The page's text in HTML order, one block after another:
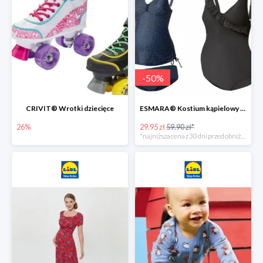
CRIVIT® Wrotki dziecięce
26%
-50%
ESMARA® Kostium kąpielowy ciążowy lub tankini ciążowe -50%
29.95 zł59.90 zł*